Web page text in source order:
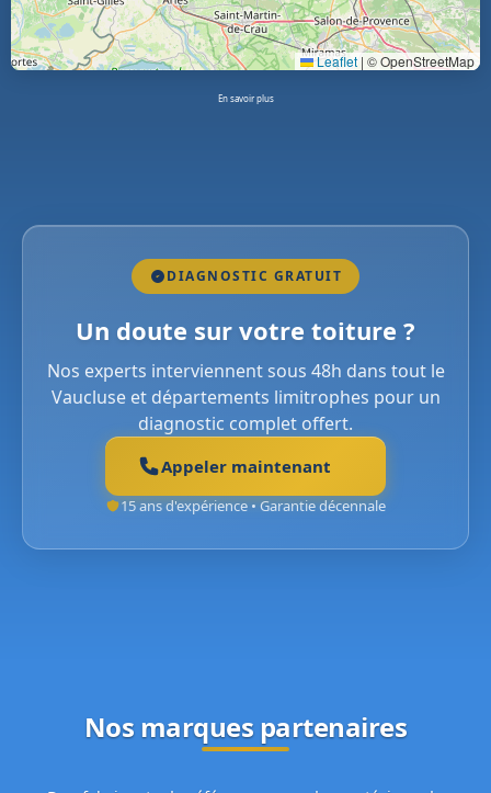
Leaflet | © OpenStreetMap
En savoir plus
DIAGNOSTIC GRATUIT
Un doute sur votre toiture ?
Nos experts interviennent sous 48h dans tout le
Vaucluse et départements limitrophes pour un
diagnostic complet offert.
Appeler maintenant
15 ans d'expérience • Garantie décennale
Nos marques partenaires